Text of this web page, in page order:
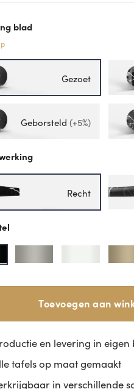
blad
Gezoet
Geborsteld (+5%)
Recht
Toevoegen aan
en levering in eigen
tafels op maat gemaakt
in verschillende